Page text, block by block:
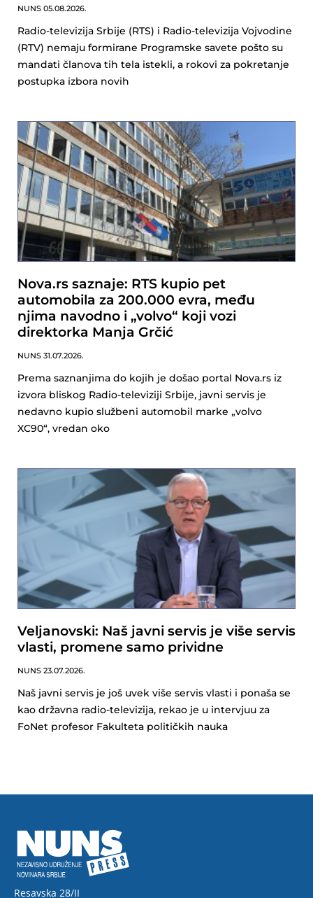
NUNS 05.08.2026.
Radio-televizija Srbije (RTS) i Radio-televizija Vojvodine
(RTV) nemaju formirane Programske savete pošto su
mandati članova tih tela istekli, a rokovi za pokretanje
postupka izbora novih
Nova.rs saznaje: RTS kupio pet
automobila za 200.000 evra, među
njima navodno i „volvo“ koji vozi
direktorka Manja Grčić
NUNS 31.07.2026.
Prema saznanjima do kojih je došao portal Nova.rs iz
izvora bliskog Radio-televiziji Srbije, javni servis je
nedavno kupio službeni automobil marke „volvo
XC90“, vredan oko
Veljanovski: Naš javni servis je više servis
vlasti, promene samo prividne
NUNS 23.07.2026.
Naš javni servis je još uvek više servis vlasti i ponaša se
kao državna radio-televizija, rekao je u intervjuu za
FoNet profesor Fakulteta političkih nauka
Resavska 28/II